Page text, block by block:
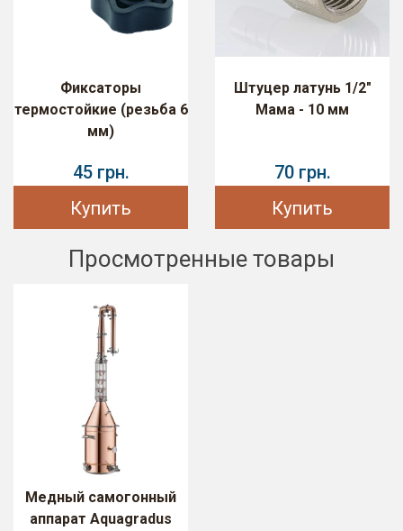
Фиксаторы
термостойкие (резьба 6
мм)
45 грн.
Купить
Штуцер латунь 1/2"
Мама - 10 мм
70 грн.
Купить
Просмотренные товары
Медный самогонный
аппарат Aquagradus